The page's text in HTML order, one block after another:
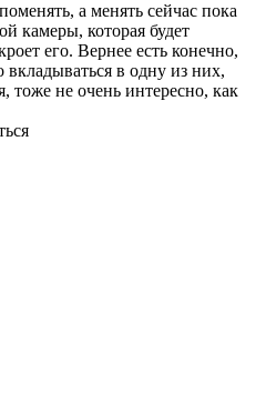
а менять сейчас пока
камеры, которая будет
его. Вернее есть конечно,
в одну из них,
тоже не очень интересно, как